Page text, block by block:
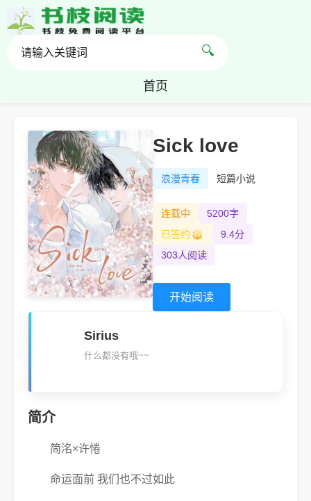
首页
🔍
Sick love
浪漫青春 短篇小说
连载中
5200字
已签约
9.4分
303人阅读
开始阅读
Sirius
什么都没有哦~~
简介
简洺×许惓
命运面前 我们也不过如此